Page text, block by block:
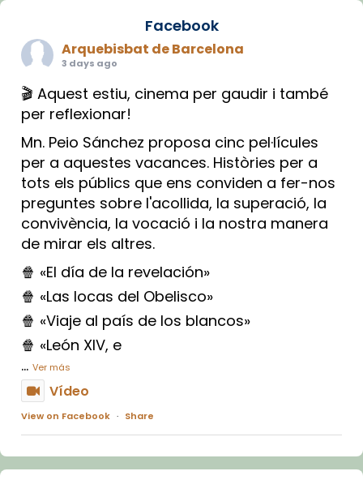
Facebook
Arquebisbat de Barcelona
3 days ago
🎬 Aquest estiu, cinema per gaudir i també
per reflexionar!
Mn. Peio Sánchez proposa cinc pel·lícules
per a aquestes vacances. Històries per a
tots els públics que ens conviden a fer-nos
preguntes sobre l'acollida, la superació, la
convivència, la vocació i la nostra manera
de mirar els altres.
🍿 «El día de la revelación»
🍿 «Las locas del Obelisco»
🍿 «Viaje al país de los blancos»
🍿 «León XIV, e
... Ver más
Vídeo
View on Facebook · Share
Arquebisbat de Barcelona